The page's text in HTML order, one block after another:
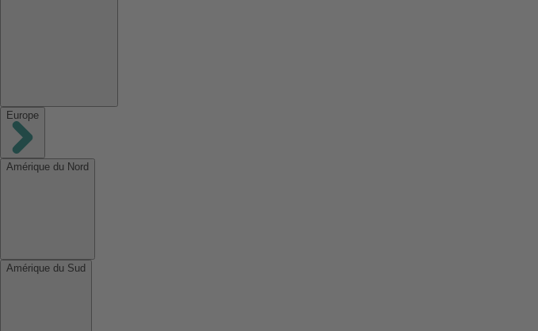
Europe
Amérique du Nord
Amérique du Sud